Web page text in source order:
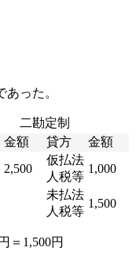
った。
二勘定制
金額 貸方
金額
2,500
仮払法
人税等
1,000
未払法
人税等
1,500
＝1,500円